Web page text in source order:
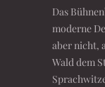
Das
moderne
aber nicht,
Wald dem